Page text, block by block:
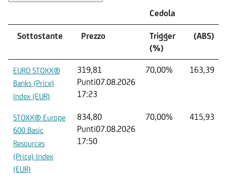
Cedola
Sottostante Prezzo
Trigger
(%)
(ABS)
EURO STOXX®
Banks (Price)
Index (EUR)
319,81
Punti07.08.2026
17:23
70,00% 163,39
STOXX® Europe
600 Basic
Resources
(Price) Index
(EUR)
834,80
Punti07.08.2026
17:50
70,00% 415,93